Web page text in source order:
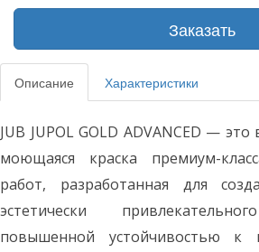
Заказать
Описание Характеристики
JUB JUPOL GOLD ADVANCED — это
моющаяся краска премиум-
работ, разработанная для
эстетически
повышенной устойчивостью к